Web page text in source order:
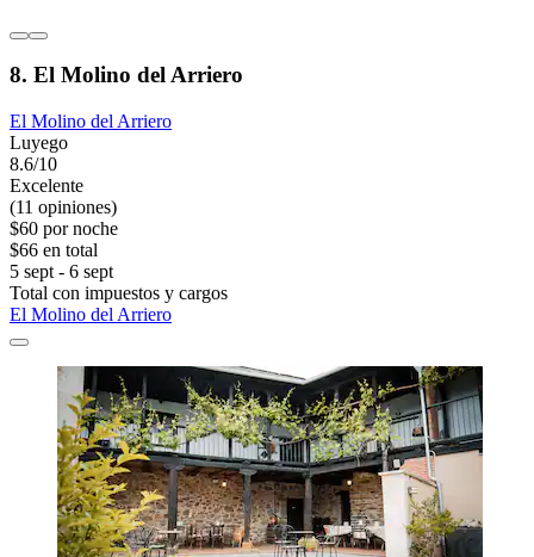
8. El Molino del Arriero
El Molino del Arriero
Luyego
8.6/10
Excelente
(11 opiniones)
$60 por noche
$66 en total
5 sept - 6 sept
Total con impuestos y cargos
El Molino del Arriero